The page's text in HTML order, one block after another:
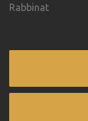
Rabbinat